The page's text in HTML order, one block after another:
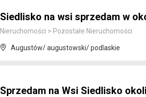
Siedlisko na wsi sprzedam w
Nieruchomości > Pozostałe Nieruchomości
Augustów/ augustowski/ podlaskie
Sprzedam na Wsi Siedlisko